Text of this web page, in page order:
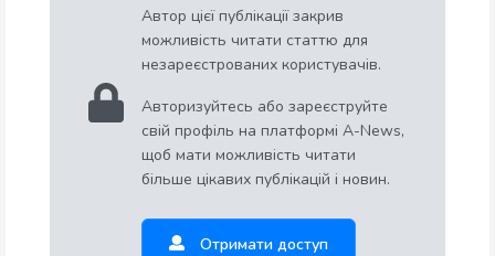
Автор цієї публікації закрив
можливість читати статтю для
незареєстрованих користувачів.
Авторизуйтесь або зареєструйте
свій профіль на платформі A-News,
щоб мати можливість читати
більше цікавих публікацій і новин.
Отримати доступ